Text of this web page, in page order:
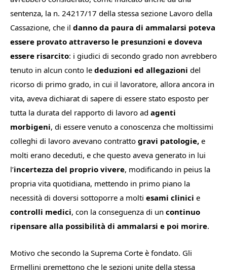
sentenza, la n. 24217/17 della stessa sezione Lavoro della
Cassazione, che il danno da paura di ammalarsi poteva
essere provato attraverso le presunzioni e doveva
essere risarcito: i giudici di secondo grado non avrebbero
tenuto in alcun conto le deduzioni ed allegazioni del
ricorso di primo grado, in cui il lavoratore, allora ancora in
vita, aveva dichiarat di sapere di essere stato esposto per
tutta la durata del rapporto di lavoro ad agenti
morbigeni, di essere venuto a conoscenza che moltissimi
colleghi di lavoro avevano contratto gravi patologie, e
molti erano deceduti, e che questo aveva generato in lui
l’incertezza del proprio vivere, modificando in peius la
propria vita quotidiana, mettendo in primo piano la
necessità di doversi sottoporre a molti esami clinici e
controlli medici, con la conseguenza di un continuo
ripensare alla possibilità di ammalarsi e poi morire.
Motivo che secondo la Suprema Corte è fondato. Gli
Ermellini premettono che le sezioni unite della stessa